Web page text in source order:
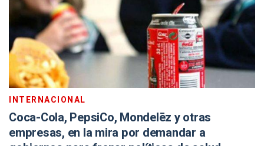
INTERNACIONAL
Coca-Cola, PepsiCo, Mondelēz y otras
empresas, en la mira por demandar a